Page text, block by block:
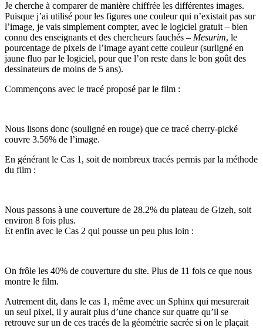
Je cherche à comparer de manière chiffrée les différentes images.
Puisque j’ai utilisé pour les figures une couleur qui n’existait pas sur
l’image, je vais simplement compter, avec le logiciel gratuit – bien
connu des enseignants et des chercheurs fauchés – Mesurim, le
pourcentage de pixels de l’image ayant cette couleur (surligné en
jaune fluo par le logiciel, pour que l’on reste dans le bon goût des
dessinateurs de moins de 5 ans).
Commençons avec le tracé proposé par le film :
Nous lisons donc (souligné en rouge) que ce tracé cherry-pické
couvre 3.56% de l’image.
En générant le Cas 1, soit de nombreux tracés permis par la méthode
du film :
Nous passons à une couverture de 28.2% du plateau de Gizeh, soit
environ 8 fois plus.
Et enfin avec le Cas 2 qui pousse un peu plus loin :
On frôle les 40% de couverture du site. Plus de 11 fois ce que nous
montre le film.
Autrement dit, dans le cas 1, même avec un Sphinx qui mesurerait
un seul pixel, il y aurait plus d’une chance sur quatre qu’il se
retrouve sur un de ces tracés de la géométrie sacrée si on le plaçait